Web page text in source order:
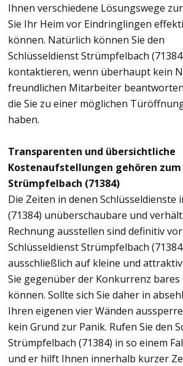
Ihnen verschiedene Lösungswege
Sie Ihr Heim vor Eindringlingen
können. Natürlich können Sie den
Schlüsseldienst Strümpfelbach
kontaktieren, wenn überhaupt kein
freundlichen Mitarbeiter
die Sie zu einer möglichen
haben.
Transparenten und übersichtliche
Kostenaufstellungen gehören zum
Strümpfelbach (71384)
Die Zeiten in denen Schlüsseldienste
(71384) unüberschaubare und
Rechnung ausstellen sind definitiv
Schlüsseldienst Strümpfelbach
ausschließlich auf kleine und
Sie gegenüber der Konkurrenz bares
können. Sollte sich Sie daher in
Ihren eigenen vier Wänden
kein Grund zur Panik. Rufen Sie den
Strümpfelbach (71384) in so einem
und er hilft Ihnen innerhalb kurzer